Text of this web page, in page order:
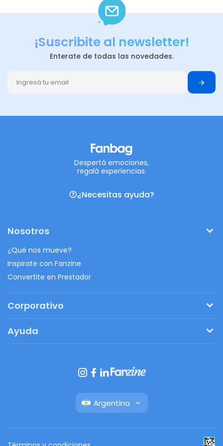
¡Suscribite al newsletter!
Enterate de todas las novedades.
Despertá emociones,
regalá experiencias.
¿Necesitas ayuda?
Nosotros
¿Qué nos mueve?
Inspirate con Fanzine
Convertite en Prestador
Corporativo
Regalos originales
Ayuda
Botón de arrepentimiento
Argentina